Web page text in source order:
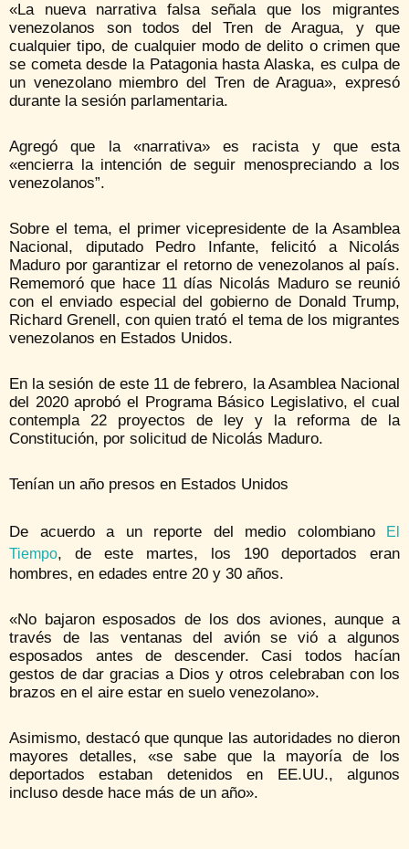
«La nueva narrativa falsa señala que los migrantes
venezolanos son todos del Tren de Aragua, y que
cualquier tipo, de cualquier modo de delito o crimen que
se cometa desde la Patagonia hasta Alaska, es culpa de
un venezolano miembro del Tren de Aragua», expresó
durante la sesión parlamentaria.
Agregó que la «narrativa» es racista y que esta
«encierra la intención de seguir menospreciando a los
venezolanos”.
Sobre el tema, el primer vicepresidente de la Asamblea
Nacional, diputado Pedro Infante, felicitó a Nicolás
Maduro por garantizar el retorno de venezolanos al país.
Rememoró que hace 11 días Nicolás Maduro se reunió
con el enviado especial del gobierno de Donald Trump,
Richard Grenell, con quien trató el tema de los migrantes
venezolanos en Estados Unidos.
En la sesión de este 11 de febrero, la Asamblea Nacional
del 2020 aprobó el Programa Básico Legislativo, el cual
contempla 22 proyectos de ley y la reforma de la
Constitución, por solicitud de Nicolás Maduro.
Tenían un año presos en Estados Unidos
De acuerdo a un reporte del medio colombiano
El
Tiempo, de este martes, los 190 deportados eran
hombres, en edades entre 20 y 30 años.
«No bajaron esposados de los dos aviones, aunque a
través de las ventanas del avión se vió a algunos
esposados antes de descender. Casi todos hacían
gestos de dar gracias a Dios y otros celebraban con los
brazos en el aire estar en suelo venezolano».
Asimismo, destacó que qunque las autoridades no dieron
mayores detalles, «se sabe que la mayoría de los
deportados estaban detenidos en EE.UU., algunos
incluso desde hace más de un año».